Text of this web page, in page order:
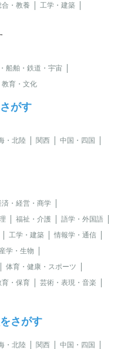
合・教養
工学・建築
船舶・鉄道・宇宙
教育・文化
がす
・北陸 関西
中国・四国
済・経営・商学
福祉・介護
語学・外国語
工学・建築
情報学・通信
学・生物
体育・健康・スポーツ
育・保育
芸術・表現・音楽
さがす
・北陸 関西 中国・四国